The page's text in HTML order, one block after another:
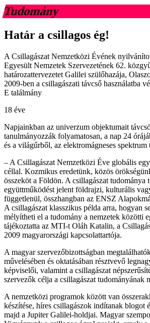
Tudomány
Határ a csillagos ég!
A Csillagászat Nemzetközi Évének
Egyesült Nemzetek Szervezetének 62.
határozattervezetet Galilei szülőhazája,
2009-ben a csillagászati távcső használatba
E találmány
18 éve
Napjainkban az univerzum objektumait
tanulmányozzák folyamatosan, a nap 24
és a világűrből, az elektromágneses spektrum
– A Csillagászat Nemzetközi Éve globális
céllal. Kozmikus eredetünk, közös
összeköt a Földön. A csillagászat tudománya
együttműködést jelent földrajzi, kulturális
függetlenül, összhangban az ENSZ
A csillagászat klasszikus példa arra, hogyan
mélyítheti el a tudomány a nemzetek közötti
tájékoztatta az MTI-t Oláh Katalin, a
2009 magyarországi kapcsolattartója.
A magyar szervezőbizottságban
művelésében és oktatásában résztvevő
képviselői, valamint a csillagászat
szervezők célja a csillagászat tudományának
A nemzetközi programok között van
készítése, híres csillagászok indítanak blogot
majd a Jupiter Galilei-holdjai. Magyar